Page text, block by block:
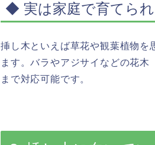
◆ 実は家庭で育てられ
挿し木といえば草花や観葉植物を
ます。バラやアジサイなどの花
まで対応可能です。